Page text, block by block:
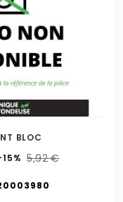
BLOC
5,92 €